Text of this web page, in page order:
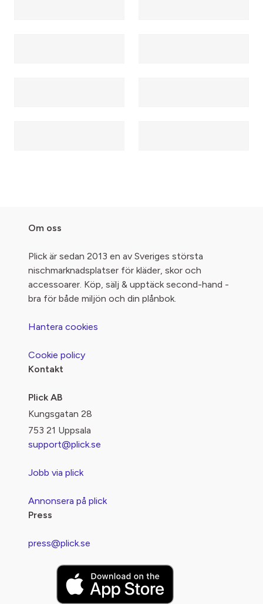
Om oss
Plick är sedan 2013 en av Sveriges största
nischmarknadsplatser för kläder, skor och
accessoarer. Köp, sälj & upptäck second-hand -
bra för både miljön och din plånbok.
Hantera cookies
Cookie policy
Kontakt
Plick AB
Kungsgatan 28
753 21 Uppsala
support@plick.se
Jobb via plick
Annonsera på plick
Press
press@plick.se